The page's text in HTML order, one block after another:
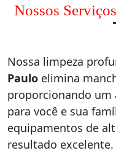
Nossos
Nossa limpeza
Paulo elimina
proporcionando um
para você e sua
equipamentos de
resultado